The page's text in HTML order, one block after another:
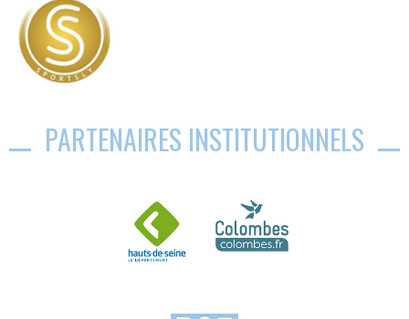
PARTENAIRES INSTITUTIONNELS